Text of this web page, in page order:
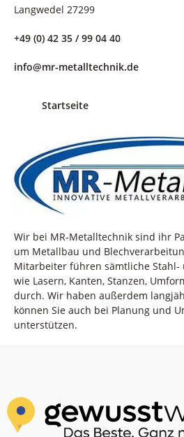
Langwedel 27299
+49 (0) 42 35 / 99 04 40
info@mr-metalltechnik.de
Startseite
Wir bei MR-Metalltechnik sind ihr
um Metallbau und
Mitarbeiter führen sämtliche
wie Lasern, Kanten, Stanzen,
durch. Wir haben außerdem
können Sie auch bei Planung und
unterstützen.